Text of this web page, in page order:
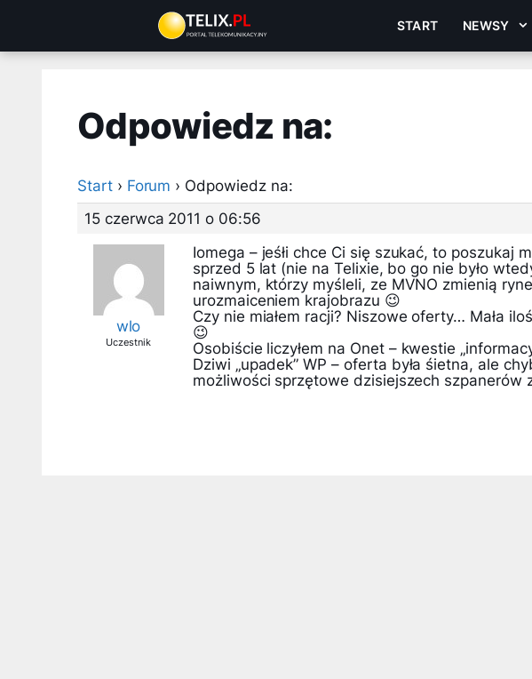
treści
START NEWSY
Odpowiedz na:
Start › Forum › Odpowiedz na:
15 czerwca 2011 o 06:56
wlo
Uczestnik
Iomega – jeśłi chce Ci się szukać, to poszukaj
sprzed 5 lat (nie na Telixie, bo go nie było
naiwnym, którzy myśleli, ze MVNO zmienią
urozmaiceniem krajobrazu 😉
Czy nie miałem racji? Niszowe oferty… Mała
😉
Osobiście liczyłem na Onet – kwestie
Dziwi „upadek” WP – oferta była śietna, ale
możliwości sprzętowe dzisiejszech szpanerów